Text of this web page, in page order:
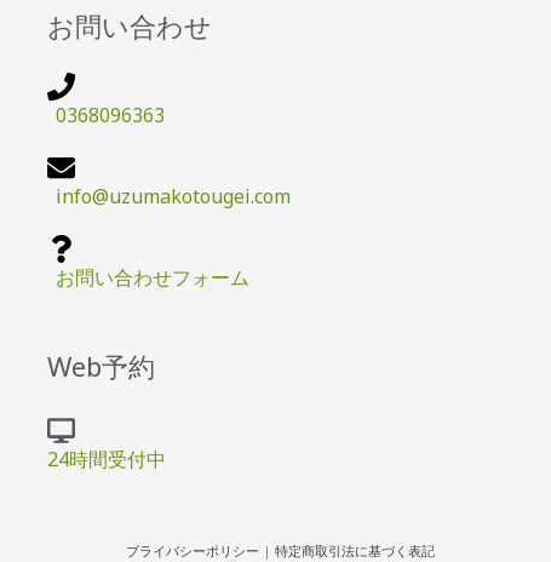
お問い合わせ
0368096363
info@uzumakotougei.com
お問い合わせフォーム
Web予約
24時間受付中
プライバシーポリシー | 特定商取引法に基づく表記